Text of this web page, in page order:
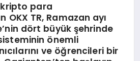
kripto para
TR, Ramazan ayı
dört büyük şehrinde
önemli
ve öğrencileri bir